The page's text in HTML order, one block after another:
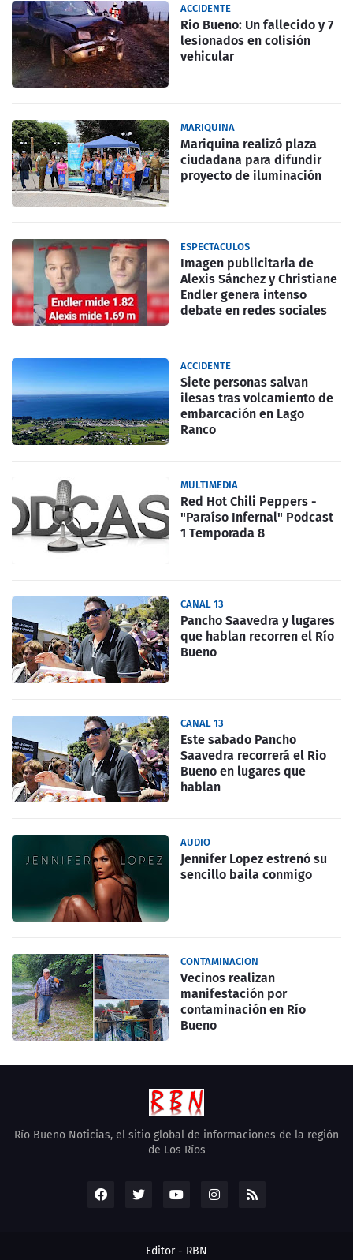
ACCIDENTE
Rio Bueno: Un fallecido y 7
lesionados en colisión
vehicular
MARIQUINA
Mariquina realizó plaza
ciudadana para difundir
proyecto de iluminación
ESPECTACULOS
Imagen publicitaria de
Alexis Sánchez y Christiane
Endler genera intenso
debate en redes sociales
ACCIDENTE
Siete personas salvan
ilesas tras volcamiento de
embarcación en Lago
Ranco
MULTIMEDIA
Red Hot Chili Peppers -
"Paraíso Infernal" Podcast
1 Temporada 8
CANAL 13
Pancho Saavedra y lugares
que hablan recorren el Río
Bueno
CANAL 13
Este sabado Pancho
Saavedra recorrerá el Rio
Bueno en lugares que
hablan
AUDIO
Jennifer Lopez estrenó su
sencillo baila conmigo
CONTAMINACION
Vecinos realizan
manifestación por
contaminación en Río
Bueno
Río Bueno Noticias, el sitio global de informaciones de la región
de Los Ríos
Editor - RBN